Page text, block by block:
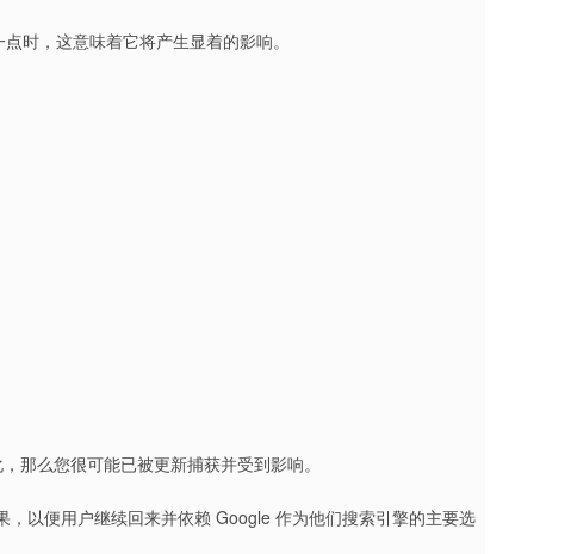
时，这意味着它将产生显着的影响。
么您很可能已被更新捕获并受到影响。
以便用户继续回来并依赖 Google 作为他们搜索引擎的主要选